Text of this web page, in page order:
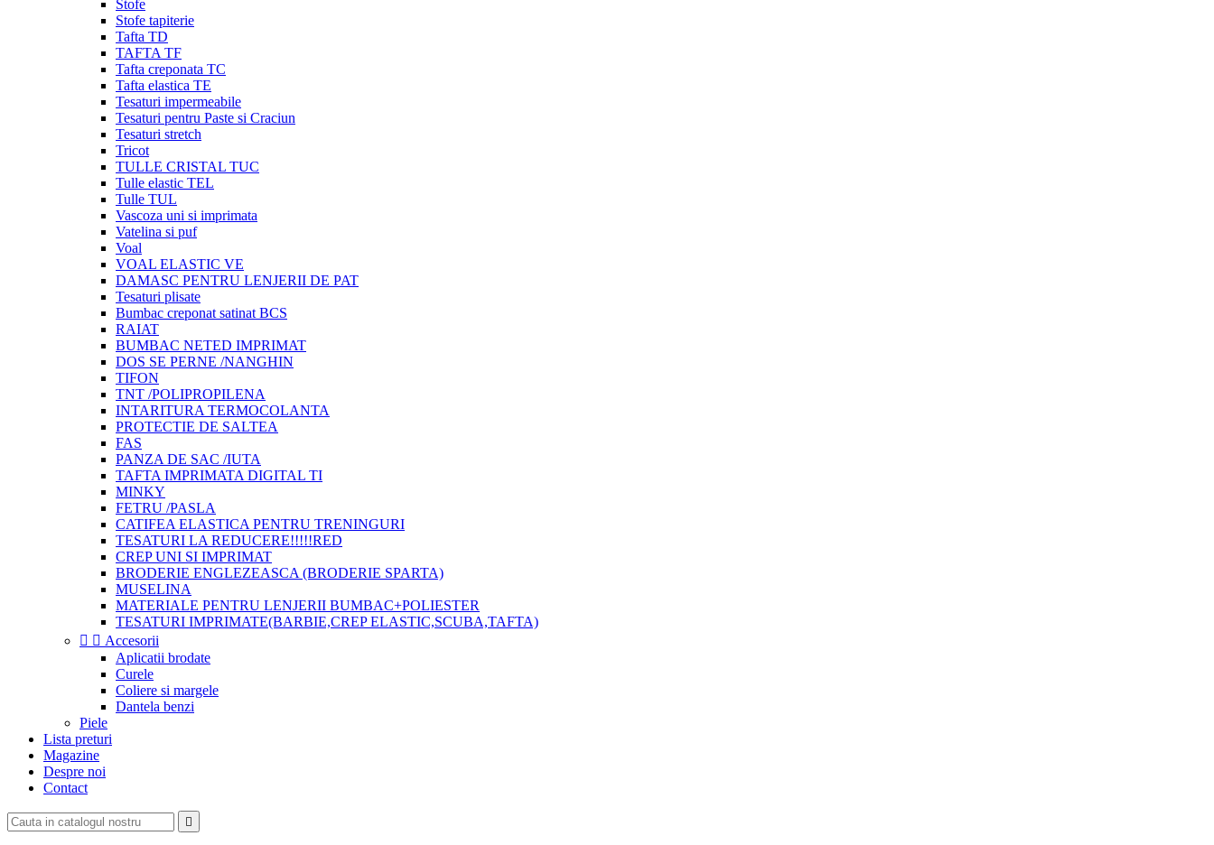
Stofe
Stofe tapiterie
Tafta TD
TAFTA TF
Tafta creponata TC
Tafta elastica TE
Tesaturi impermeabile
Tesaturi pentru Paste si Craciun
Tesaturi stretch
Tricot
TULLE CRISTAL TUC
Tulle elastic TEL
Tulle TUL
Vascoza uni si imprimata
Vatelina si puf
Voal
VOAL ELASTIC VE
DAMASC PENTRU LENJERII DE PAT
Tesaturi plisate
Bumbac creponat satinat BCS
RAIAT
BUMBAC NETED IMPRIMAT
DOS SE PERNE /NANGHIN
TIFON
TNT /POLIPROPILENA
INTARITURA TERMOCOLANTA
PROTECTIE DE SALTEA
FAS
PANZA DE SAC /IUTA
TAFTA IMPRIMATA DIGITAL TI
MINKY
FETRU /PASLA
CATIFEA ELASTICA PENTRU TRENINGURI
TESATURI LA REDUCERE!!!!!RED
CREP UNI SI IMPRIMAT
BRODERIE ENGLEZEASCA (BRODERIE SPARTA)
MUSELINA
MATERIALE PENTRU LENJERII BUMBAC+POLIESTER
TESATURI IMPRIMATE(BARBIE,CREP ELASTIC,SCUBA,TAFTA)
  Accesorii
Aplicatii brodate
Curele
Coliere si margele
Dantela benzi
Piele
Lista preturi
Magazine
Despre noi
Contact
